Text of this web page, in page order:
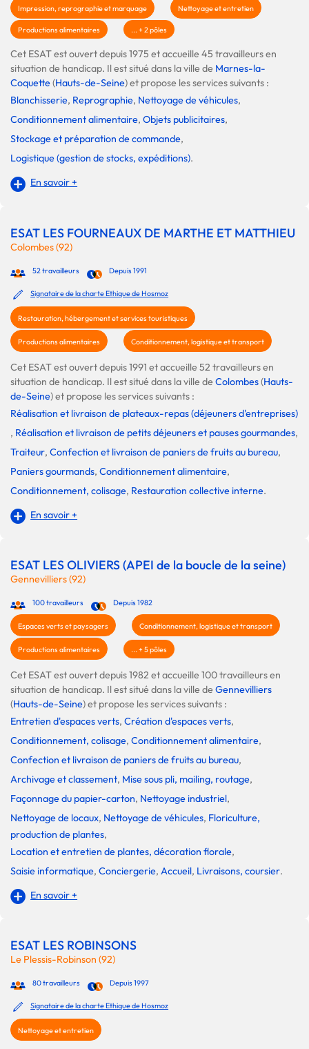
Impression, reprographie et marquage Nettoyage et entretien
Productions alimentaires ... + 2 pôles
Cet ESAT est ouvert depuis 1975 et accueille 45 travailleurs en
situation de handicap. Il est situé dans la ville de Marnes-la-
Coquette(Hauts-de-Seine) et propose les services suivants :
Blanchisserie, Reprographie, Nettoyage de véhicules,
Conditionnement alimentaire, Objets publicitaires,
Stockage et préparation de commande,
Logistique (gestion de stocks, expéditions).
En savoir +
ESAT LES FOURNEAUX DE MARTHE ET MATTHIEU
Colombes (92)
52 travailleurs Depuis 1991
Signataire de la charte Ethique de Hosmoz
Restauration, hébergement et services touristiques
Productions alimentaires Conditionnement, logistique et transport
Cet ESAT est ouvert depuis 1991 et accueille 52 travailleurs en
situation de handicap. Il est situé dans la ville deColombes(Hauts-
de-Seine) et propose les services suivants :
Réalisation et livraison de plateaux-repas (déjeuners d'entreprises)
, Réalisation et livraison de petits déjeuners et pauses gourmandes,
Traiteur, Confection et livraison de paniers de fruits au bureau,
Paniers gourmands, Conditionnement alimentaire,
Conditionnement, colisage, Restauration collective interne.
En savoir +
ESAT LES OLIVIERS (APEI de la boucle de la seine)
Gennevilliers (92)
100 travailleurs Depuis 1982
Espaces verts et paysagers Conditionnement, logistique et transport
Productions alimentaires ... + 5 pôles
Cet ESAT est ouvert depuis 1982 et accueille 100 travailleurs en
situation de handicap. Il est situé dans la ville deGennevilliers
(Hauts-de-Seine) et propose les services suivants :
Entretien d'espaces verts, Création d'espaces verts,
Conditionnement, colisage, Conditionnement alimentaire,
Confection et livraison de paniers de fruits au bureau,
Archivage et classement, Mise sous pli, mailing, routage,
Façonnage du papier-carton, Nettoyage industriel,
Nettoyage de locaux, Nettoyage de véhicules, Floriculture,
production de plantes,
Location et entretien de plantes, décoration florale,
Saisie informatique, Conciergerie, Accueil, Livraisons, coursier.
En savoir +
ESAT LES ROBINSONS
Le Plessis-Robinson (92)
80 travailleurs Depuis 1997
Signataire de la charte Ethique de Hosmoz
Nettoyage et entretien